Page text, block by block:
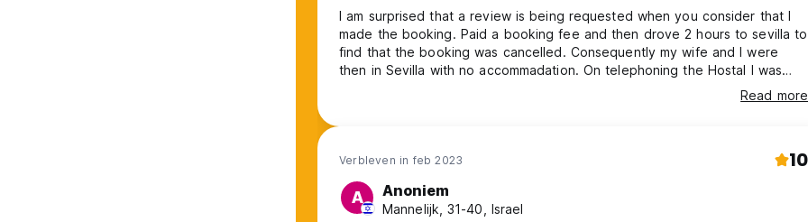
I am surprised that a review is being requested when you consider that I
made the booking. Paid a booking fee and then drove 2 hours to sevilla to
find that the booking was cancelled. Consequently my wife and I were
then in Sevilla with no accommadation. On telephoning the Hostal I was
found in the junk mail. Trying to contact Hostelworld by telephone I was
Read more
Verbleven in feb 2023 10
A Anoniem
Mannelijk, 31-40, Israel